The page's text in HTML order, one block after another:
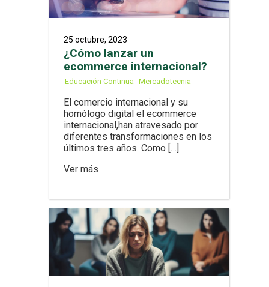
25 octubre, 2023
¿Cómo lanzar un
ecommerce internacional?
Educación Continua Mercadotecnia
El comercio internacional y su
homólogo digital el ecommerce
internacional,han atravesado por
diferentes transformaciones en los
últimos tres años. Como […]
Ver más